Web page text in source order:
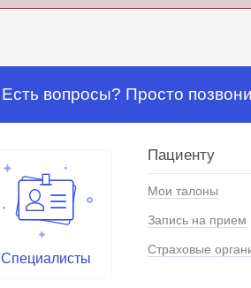
Есть вопросы? Просто
Специалисты
Пациенту
Мои талоны
Запись на прием
Страховые